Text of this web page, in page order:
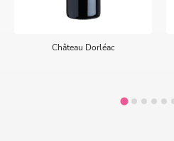
Château Dorléac